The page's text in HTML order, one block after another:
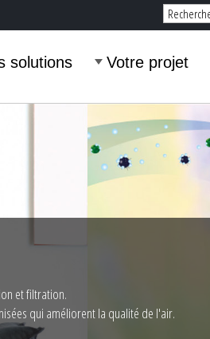
solutions Votre projet
et filtration.
qui améliorent la qualité de l'air.